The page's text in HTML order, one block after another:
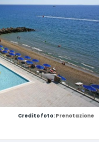
Credito foto: Prenotazione